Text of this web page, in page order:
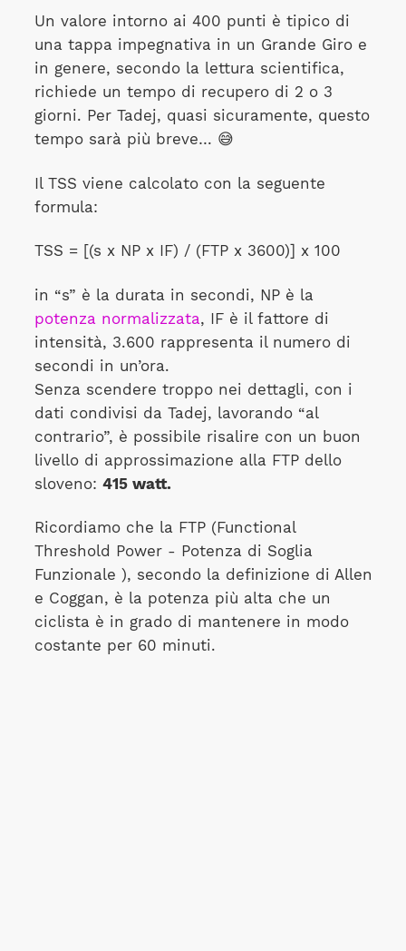
Un valore intorno ai 400 punti è tipico di
una tappa impegnativa in un Grande Giro e
in genere, secondo la lettura scientifica,
richiede un tempo di recupero di 2 o 3
giorni. Per Tadej, quasi sicuramente, questo
tempo sarà più breve… 😅
Il TSS viene calcolato con la seguente
formula:
TSS = [(s x NP x IF) / (FTP x 3600)] x 100
in “s” è la durata in secondi, NP è la
potenza normalizzata, IF è il fattore di
intensità, 3.600 rappresenta il numero di
secondi in un’ora.
Senza scendere troppo nei dettagli, con i
dati condivisi da Tadej, lavorando “al
contrario”, è possibile risalire con un buon
livello di approssimazione alla FTP dello
sloveno: 415 watt.
Ricordiamo che la FTP (Functional
Threshold Power - Potenza di Soglia
Funzionale ), secondo la definizione di Allen
e Coggan, è la potenza più alta che un
ciclista è in grado di mantenere in modo
costante per 60 minuti.